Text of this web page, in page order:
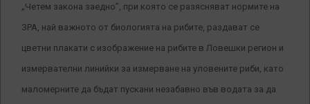
„Четем закона заедно”, при която се разясняват нормите на
ЗРА, най важното от биологията на рибите, раздават се
цветни плакати с изображение на рибите в Ловешки регион и
измервателни линийки за измерване на уловените риби, като
маломерните да бъдат пускани незабавно във водата за да